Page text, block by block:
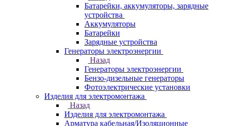
Батарейки, аккумуляторы, зарядные
устройства
Аккумуляторы
Батарейки
Зарядные устройства
Генераторы электроэнергии
Назад
Генераторы электроэнергии
Бензо-дизельные генераторы
Фотоэлектрические установки
Изделия для электромонтажа
Назад
Изделия для электромонтажа
Арматура кабельная/Изоляционные